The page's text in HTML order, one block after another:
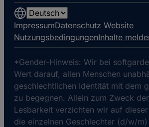
Choose
a
language
ImpressumDatenschutz Website
NutzungsbedingungenInhalte
*Gender-Hinweis: Wir bei
Wert darauf, allen Menschen
geschlechtlichen Identität mit dem
zu begegnen. Allein zum Zweck
Lesbarkeit verzichten wir auf
die einzelnen Geschlechter (d/w/